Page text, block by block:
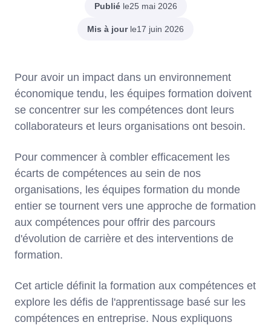
Publiéle25 mai 2026
Mis à jourle17 juin 2026
Pour avoir un impact dans un environnement
économique tendu, les équipes formation doivent
se concentrer sur les compétences dont leurs
collaborateurs et leurs organisations ont besoin.
Pour commencer à combler efficacement les
écarts de compétences au sein de nos
organisations, les équipes formation du monde
entier se tournent vers une approche de formation
aux compétences pour offrir des parcours
d'évolution de carrière et des interventions de
formation.
Cet article définit la formation aux compétences et
explore les défis de l'apprentissage basé sur les
compétences en entreprise. Nous expliquons